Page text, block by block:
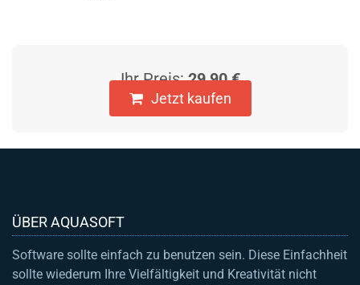
Ihr Preis:29,90 €
Jetzt kaufen
ÜBER AQUASOFT
Software sollte einfach zu benutzen sein. Diese Einfachheit
sollte wiederum Ihre Vielfältigkeit und Kreativität nicht